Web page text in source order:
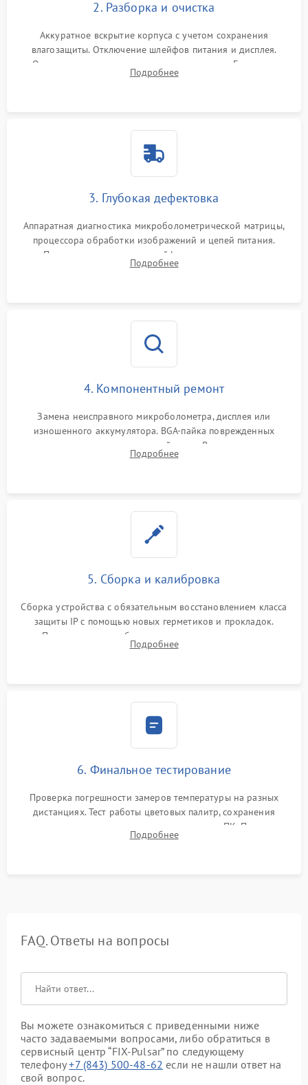
2. Разборка и очистка
Аккуратное вскрытие корпуса с учетом сохранения
влагозащиты. Отключение шлейфов питания и дисплея.
Очистка внутренних плат от окислов и пыли. Бережная
обработка германиевого объектива специализированными
Подробнее
3. Глубокая дефектовка
Аппаратная диагностика микроболометрической матрицы,
процессора обработки изображений и цепей питания.
Проверка целостности шлейфов, модуля памяти и
интерфейсов связи. Выявление сгоревших SMD-компонентов
Подробнее
4. Компонентный ремонт
Замена неисправного микроболометра, дисплея или
изношенного аккумулятора. BGA-пайка поврежденных
контроллеров на материнской плате. Восстановление
разъемов и кнопок, замена поврежденных элементов
Подробнее
5. Сборка и калибровка
Сборка устройства с обязательным восстановлением класса
защиты IP с помощью новых герметиков и прокладок.
Программная калибровка матрицы по эталонному
абсолютно черному телу для точного измерения температур.
Подробнее
6. Финальное тестирование
Проверка погрешности замеров температуры на разных
дистанциях. Тест работы цветовых палитр, сохранения
термограмм в память и передачи данных на ПК. Проверка
автономности работы и итоговый контроль качества.
Подробнее
FAQ. Ответы на вопросы
Вы можете ознакомиться с приведенными ниже
часто задаваемыми вопросами, либо обратиться в
сервисный центр “FIX-Pulsar” по следующему
телефону+7 (843) 500-48-62 если не нашли ответ на
свой вопрос.